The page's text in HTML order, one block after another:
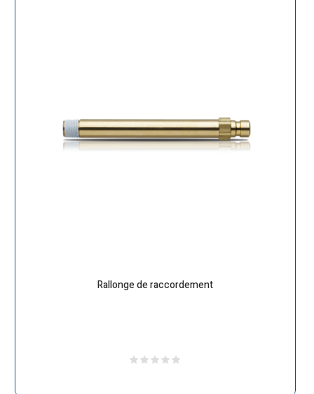
Rallonge de raccordement